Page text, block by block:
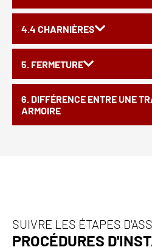
4.4 CHARNIÈRES
5. FERMETURE
6. DIFFÉRENCE ENTRE UNE
ARMOIRE
SUIVRE LES ÉTAPES
PROCÉDURES